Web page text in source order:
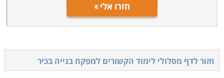
חזרו אלי
חזור לדף מסלולי לימוד הקשורים למפקח בנייה בכיר